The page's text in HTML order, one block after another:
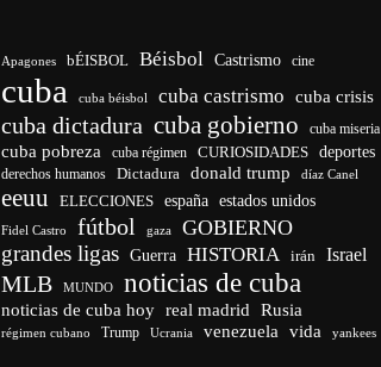
Apagones bÉISBOL Béisbol Castrismo cine
cuba cuba béisbol cuba castrismo cuba crisis
cuba dictadura cuba gobierno cuba miseria
cuba pobreza cuba régimen CURIOSIDADES deportes
derechos humanos Dictadura donald trump díaz Canel
eeuu ELECCIONES españa estados unidos
Fidel Castro fútbol gaza GOBIERNO
grandes ligas Guerra HISTORIA irán Israel
MLB MUNDO noticias de cuba
noticias de cuba hoy real madrid Rusia
régimen cubano Trump Ucrania venezuela vida yankees